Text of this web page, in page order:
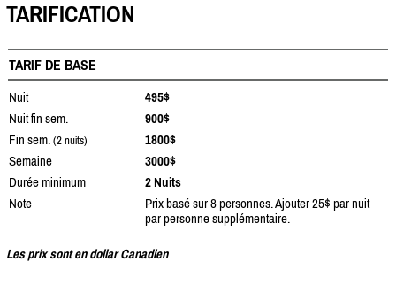
TARIFICATION
TARIF DE BASE
Nuit
495$
Nuit fin sem.
900$
Fin sem. (2 nuits)
1800$
Semaine
3000$
Durée minimum
2 Nuits
Note
Prix basé sur 8 personnes. Ajouter 25$ par nuit
par personne supplémentaire.
Les prix sont en dollar Canadien